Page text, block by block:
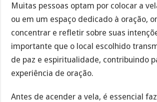
Muitas pessoas optam por colocar a
ou em um espaço dedicado à oração,
concentrar e refletir sobre suas
importante que o local escolhido
de paz e espiritualidade, contribuindo
experiência de oração.
Antes de acender a vela, é essencial